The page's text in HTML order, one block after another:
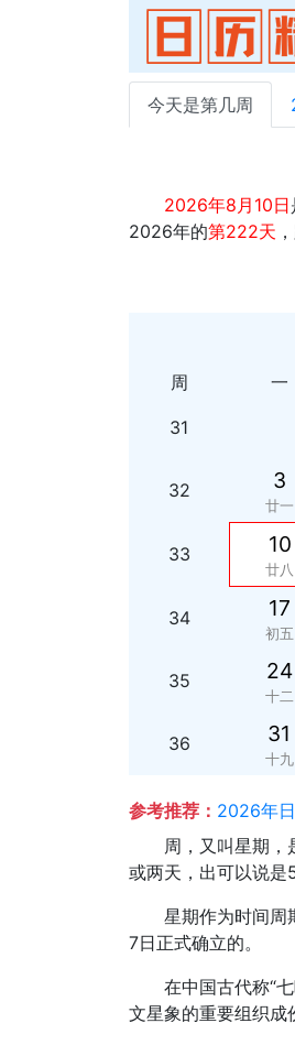
今天是第几周
2026年8月10日
2026年的第222天
周 一
31
32 3
廿一
33 10
廿八
34 17
初五
35 24
十二
36 31
十九
参考推荐： 2026年
周，又叫星期
或两天，出可以说是
星期作为时间周
7日正式确立的。
在中国古代称“
文星象的重要组织成